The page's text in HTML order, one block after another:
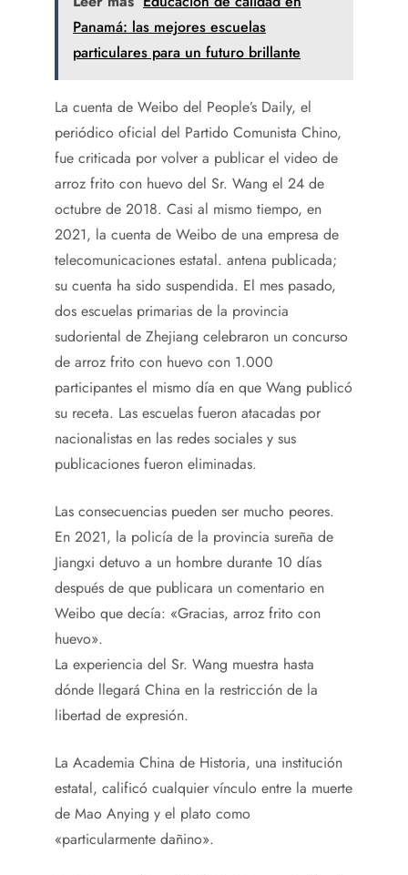
Panamá: las mejores escuelas
particulares para un futuro brillante
La cuenta de Weibo del People’s Daily, el
periódico oficial del Partido Comunista Chino,
fue criticada por volver a publicar el video de
arroz frito con huevo del Sr. Wang el 24 de
octubre de 2018. Casi al mismo tiempo, en
2021, la cuenta de Weibo de una empresa de
telecomunicaciones estatal. antena publicada;
su cuenta ha sido suspendida. El mes pasado,
dos escuelas primarias de la provincia
sudoriental de Zhejiang celebraron un concurso
de arroz frito con huevo con 1.000
participantes el mismo día en que Wang publicó
su receta. Las escuelas fueron atacadas por
nacionalistas en las redes sociales y sus
publicaciones fueron eliminadas.
Las consecuencias pueden ser mucho peores.
En 2021, la policía de la provincia sureña de
Jiangxi detuvo a un hombre durante 10 días
después de que publicara un comentario en
Weibo que decía: «Gracias, arroz frito con
huevo».
La experiencia del Sr. Wang muestra hasta
dónde llegará China en la restricción de la
libertad de expresión.
La Academia China de Historia, una institución
estatal, calificó cualquier vínculo entre la muerte
de Mao Anying y el plato como
«particularmente dañino».